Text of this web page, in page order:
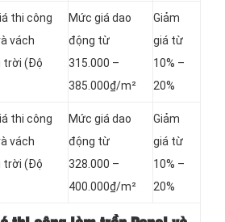
thi công
vách
trời (Độ
Mức giá dao
động từ
315.000 –
385.000₫/m²
Giảm
giá từ
10% –
20%
thi công
vách
trời (Độ
Mức giá dao
động từ
328.000 –
400.000₫/m²
Giảm
giá từ
10% –
20%